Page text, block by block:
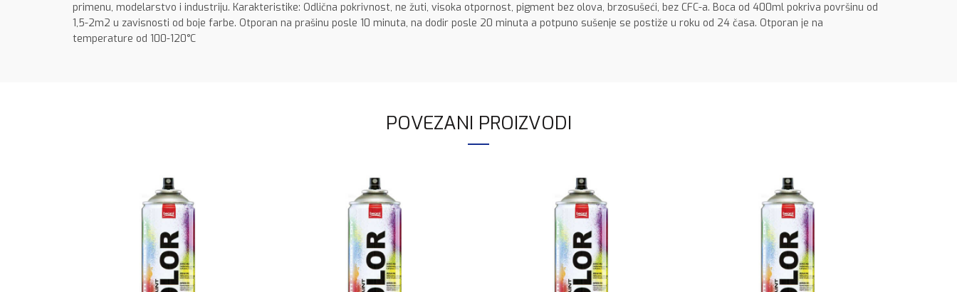
primenu, modelarstvo i industriju. Karakteristike: Odlična pokrivnost, ne žuti, visoka otpornost, pigment bez olova, brzosušeći, bez CFC-a. Boca od 400ml pokriva površinu od
1,5-2m2 u zavisnosti od boje farbe. Otporan na prašinu posle 10 minuta, na dodir posle 20 minuta a potpuno sušenje se postiže u roku od 24 časa. Otporan je na
temperature od 100-120°C
POVEZANI PROIZVODI